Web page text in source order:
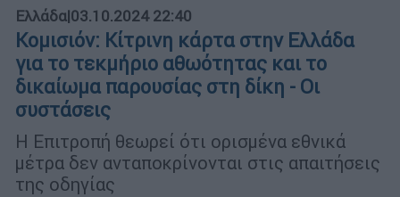
Ελλάδα|03.10.2024 22:40
Κομισιόν: Κίτρινη κάρτα στην Ελλάδα
για το τεκμήριο αθωότητας και το
δικαίωμα παρουσίας στη δίκη - Οι
συστάσεις
Η Επιτροπή θεωρεί ότι ορισμένα εθνικά
μέτρα δεν ανταποκρίνονται στις απαιτήσεις
της οδηγίας